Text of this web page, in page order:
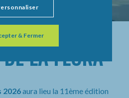
LA FLORA
2026aura lieu la 11ème édition
& Fermer